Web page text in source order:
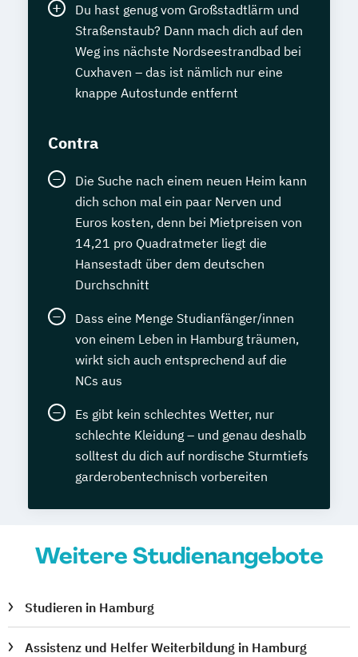
Du hast genug vom Großstadtlärm und
Straßenstaub? Dann mach dich auf den
Weg ins nächste Nordseestrandbad bei
Cuxhaven – das ist nämlich nur eine
knappe Autostunde entfernt
Contra
Die Suche nach einem neuen Heim kann
dich schon mal ein paar Nerven und
Euros kosten, denn bei Mietpreisen von
14,21 pro Quadratmeter liegt die
Hansestadt über dem deutschen
Durchschnitt
Dass eine Menge Studianfänger/innen
von einem Leben in Hamburg träumen,
wirkt sich auch entsprechend auf die
NCs aus
Es gibt kein schlechtes Wetter, nur
schlechte Kleidung – und genau deshalb
solltest du dich auf nordische Sturmtiefs
garderobentechnisch vorbereiten
Weitere Studienangebote
Studieren in Hamburg
Assistenz und Helfer Weiterbildung in Hamburg